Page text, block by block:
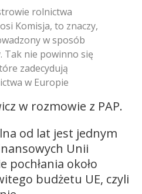
rolnictwa
Komisja, to znaczy,
w sposób
Tak nie powinno się
zadecydują
w Europie
w rozmowie z PAP.
od lat jest jednym
Unii
pochłania około
budżetu UE, czyli